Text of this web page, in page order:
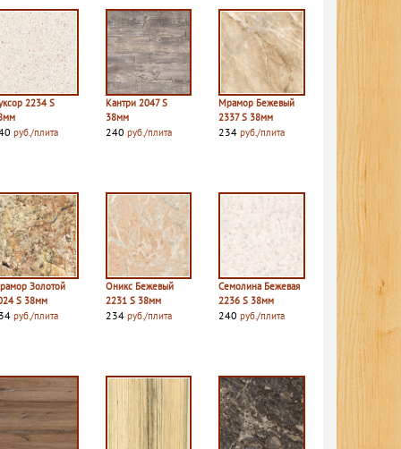
2234 S
руб./плита
Кантри 2047 S
38мм
240 руб./плита
Мрамор Бежевый
2337 S 38мм
234руб./плита
Золотой
S 38мм
руб./плита
Оникс Бежевый
2231 S 38мм
234 руб./плита
Семолина Бежевая
2236 S 38мм
240руб./плита